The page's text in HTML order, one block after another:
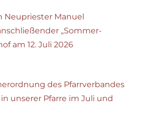
Neupriester Manuel
„Sommer-
am 12. Juli 2026
des Pfarrverbandes
unserer Pfarre im Juli und